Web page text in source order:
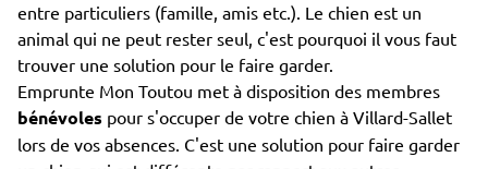
entre particuliers (famille, amis etc.). Le chien est un
animal qui ne peut rester seul, c'est pourquoi il vous faut
trouver une solution pour le faire garder.
Emprunte Mon Toutou met à disposition des membres
bénévoles pour s'occuper de votre chien à Villard-Sallet
lors de vos absences. C'est une solution pour faire garder